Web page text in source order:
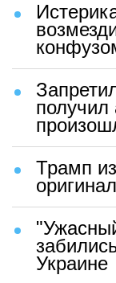
получил
Трамп
Украине